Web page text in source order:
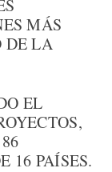
MÁS
DE LA
EL
16 PAÍSES.